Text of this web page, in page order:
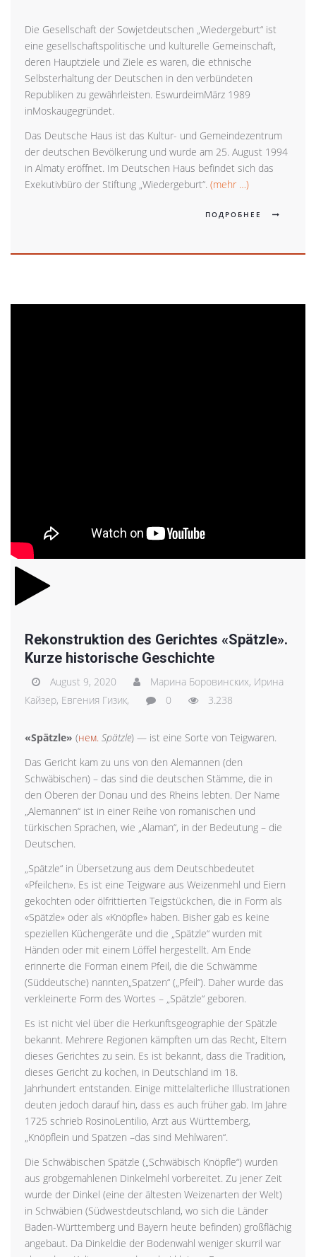
Die Gesellschaft der Sowjetdeutschen „Wiedergeburt“ ist
eine gesellschaftspolitische und kulturelle Gemeinschaft,
deren Hauptziele und Ziele es waren, die ethnische
Selbsterhaltung der Deutschen in den verbündeten
Republiken zu gewährleisten. EswurdeimMärz 1989
inMoskaugegründet.
Das Deutsche Haus ist das Kultur- und Gemeindezentrum
der deutschen Bevölkerung und wurde am 25. August 1994
in Almaty eröffnet. Im Deutschen Haus befindet sich das
Exekutivbüro der Stiftung „Wiedergeburt“. (mehr …)
ПОДРОБНЕЕ
Rekonstruktion des Gerichtes «Spätzle».
Kurze historische Geschichte
August 9, 2020 Марина Боровинских, Ирина
Кайзер, Евгения Гизик, 0 3.238
«Spätzle» (нем. Spätzle) — ist eine Sorte von Teigwaren.
Das Gericht kam zu uns von den Alemannen (den
Schwäbischen) – das sind die deutschen Stämme, die in
den Oberen der Donau und des Rheins lebten. Der Name
„Alemannen“ ist in einer Reihe von romanischen und
türkischen Sprachen, wie „Alaman“, in der Bedeutung – die
Deutschen.
„Spätzle“ in Übersetzung aus dem Deutschbedeutet
«Pfeilchen». Es ist eine Teigware aus Weizenmehl und Eiern
gekochten oder ölfrittierten Teigstückchen, die in Form als
«Spätzle» oder als «Knöpfle» haben. Bisher gab es keine
speziellen Küchengeräte und die „Spätzle“ wurden mit
Händen oder mit einem Löffel hergestellt. Am Ende
erinnerte die Forman einem Pfeil, die die Schwämme
(Süddeutsche) nannten„Spatzen“ („Pfeil“). Daher wurde das
verkleinerte Form des Wortes – „Spätzle“ geboren.
Es ist nicht viel über die Herkunftsgeographie der Spätzle
bekannt. Mehrere Regionen kämpften um das Recht, Eltern
dieses Gerichtes zu sein. Es ist bekannt, dass die Tradition,
dieses Gericht zu kochen, in Deutschland im 18.
Jahrhundert entstanden. Einige mittelalterliche Illustrationen
deuten jedoch darauf hin, dass es auch früher gab. Im Jahre
1725 schrieb RosinoLentilio, Arzt aus Württemberg,
„Knöpflein und Spatzen –das sind Mehlwaren“.
Die Schwäbischen Spätzle („Schwäbisch Knöpfle“) wurden
aus grobgemahlenen Dinkelmehl vorbereitet. Zu jener Zeit
wurde der Dinkel (eine der ältesten Weizenarten der Welt)
in Schwäbien (Südwestdeutschland, wo sich die Länder
Baden-Württemberg und Bayern heute befinden) großflächig
angebaut. Da Dinkeldie der Bodenwahl weniger skurril war